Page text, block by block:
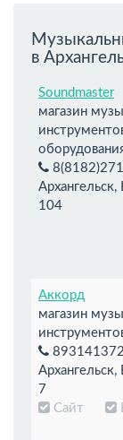
в
Soundmaster
магазин
Архангельск,
104
Аккорд
магазин
Архангельск,
7
Сайт